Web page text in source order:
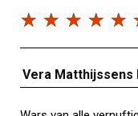
☆ ☆ ☆ ☆ ☆
Vera Matthijssens